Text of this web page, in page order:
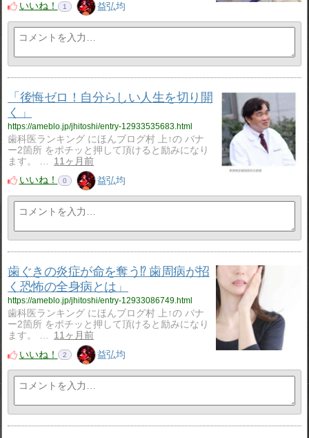
いいね！
1 益弘均
「後悔ゼロ！自分らしい人生を切り開
く」
https://ameblo.jp/jhitoshi/entry-12933535683.html
歯科医ランキング にほんブログ村 上↑の バナ
ー2箇所 をポチッと押して頂けると励みになり
ます。 …
11ヶ月前
いいね！
0 益弘均
歯ぐきの炎症が命を奪う⁉ 歯周病が招
く恐怖の全身病とは」
https://ameblo.jp/jhitoshi/entry-12933086749.html
歯科医ランキング にほんブログ村 上↑の バナ
ー2箇所 をポチッと押して頂けると励みになり
ます。 …
11ヶ月前
いいね！
2 益弘均